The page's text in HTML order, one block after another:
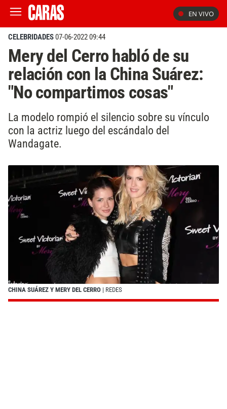
EN VIVO
CELEBRIDADES07-06-2022 09:44
Mery del Cerro habló de su
relación con la China Suárez:
"No compartimos cosas"
La modelo rompió el silencio sobre su vínculo
con la actriz luego del escándalo del
Wandagate.
CHINA SUÁREZ Y MERY DEL CERRO | REDES